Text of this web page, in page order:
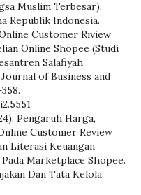
Muslim Terbesar).
Republik Indonesia.
Customer Riview
Online Shopee (Studi
Salafiyah
Journal of Business and
Pengaruh Harga,
Customer Review
Literasi Keuangan
Marketplace Shopee.
Dan Tata Kelola